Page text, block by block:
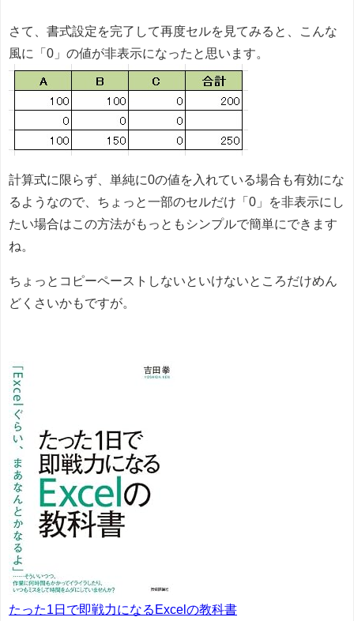
さて、書式設定を完了して再度セルを見てみると、こんな
風に「0」の値が非表示になったと思います。
計算式に限らず、単純に0の値を入れている場合も有効にな
るようなので、ちょっと一部のセルだけ「0」を非表示にし
たい場合はこの方法がもっともシンプルで簡単にできます
ね。
ちょっとコピーペーストしないといけないところだけめん
どくさいかもですが。
たった1日で即戦力になるExcelの教科書